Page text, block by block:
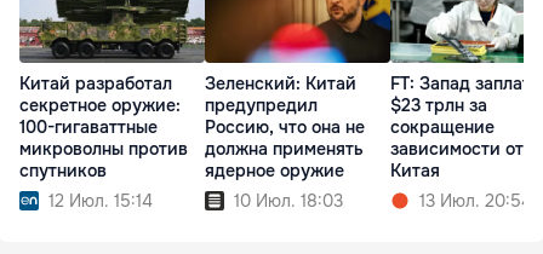
Китай разработал
секретное оружие:
100-гигаваттные
микроволны против
спутников
12 Июл. 15:14
Зеленский: Китай
предупредил
Россию, что она не
должна применять
ядерное оружие
10 Июл. 18:03
FT: Запад
$23 трлн за
сокращение
зависимости от
Китая
13 Июл. 20:54